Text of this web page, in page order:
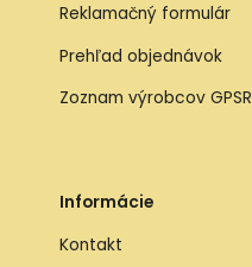
Reklamačný formulár
Prehľad objednávok
Zoznam výrobcov GPSR
Informácie
Kontakt